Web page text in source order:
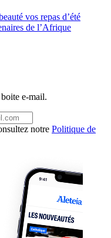
vos repas d’été
de l’Afrique
e-mail.
notre Politique de